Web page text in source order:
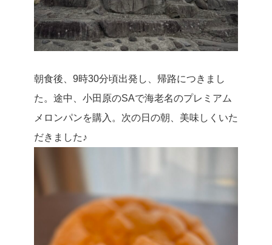
朝食後、9時30分頃出発し、帰路につきまし
た。途中、小田原のSAで海老名のプレミアム
メロンパンを購入。次の日の朝、美味しくいた
だきました♪